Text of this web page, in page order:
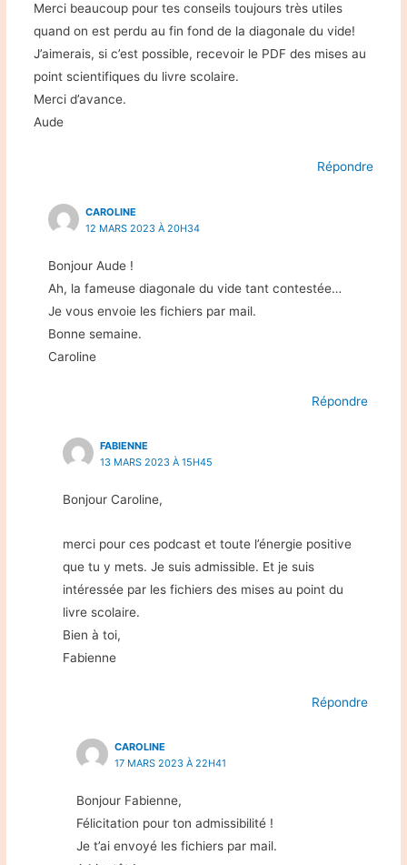
Merci beaucoup pour tes conseils toujours très utiles
quand on est perdu au fin fond de la diagonale du vide!
J’aimerais, si c’est possible, recevoir le PDF des mises au
point scientifiques du livre scolaire.
Merci d’avance.
Aude
Répondre
CAROLINE
12 MARS 2023 À 20H34
Bonjour Aude !
Ah, la fameuse diagonale du vide tant contestée…
Je vous envoie les fichiers par mail.
Bonne semaine.
Caroline
Répondre
FABIENNE
13 MARS 2023 À 15H45
Bonjour Caroline,
merci pour ces podcast et toute l’énergie positive
que tu y mets. Je suis admissible. Et je suis
intéressée par les fichiers des mises au point du
livre scolaire.
Bien à toi,
Fabienne
Répondre
CAROLINE
17 MARS 2023 À 22H41
Bonjour Fabienne,
Félicitation pour ton admissibilité !
Je t’ai envoyé les fichiers par mail.